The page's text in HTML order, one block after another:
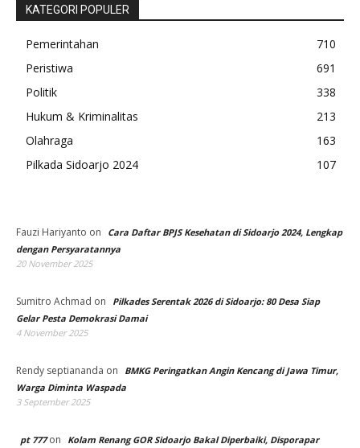
KATEGORI POPULER
Pemerintahan
710
Peristiwa
691
Politik
338
Hukum & Kriminalitas
213
Olahraga
163
Pilkada Sidoarjo 2024
107
Fauzi Hariyanto on
Cara Daftar BPJS Kesehatan di Sidoarjo 2024, Lengkap
dengan Persyaratannya
20 November 2025
Sumitro Achmad on
Pilkades Serentak 2026 di Sidoarjo: 80 Desa Siap
Gelar Pesta Demokrasi Damai
4 November 2025
Rendy septiananda on
BMKG Peringatkan Angin Kencang di Jawa Timur,
Warga Diminta Waspada
3 September 2025
pt 777on
Kolam Renang GOR Sidoarjo Bakal Diperbaiki, Disporapar